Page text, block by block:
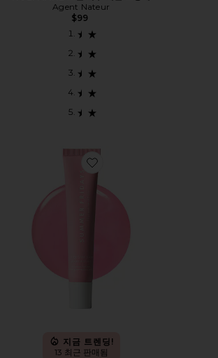
Agent Nateur
$99
Favorite LIP BUTTER BALM 립밤
지금 트렌딩!
13 최근 판매됨